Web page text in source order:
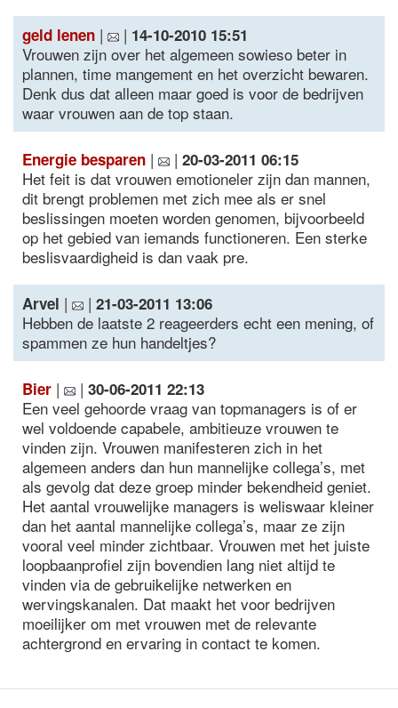
geld lenen | | 14-10-2010 15:51
Vrouwen zijn over het algemeen sowieso beter in
plannen, time mangement en het overzicht bewaren.
Denk dus dat alleen maar goed is voor de bedrijven
waar vrouwen aan de top staan.
Energie besparen | | 20-03-2011 06:15
Het feit is dat vrouwen emotioneler zijn dan mannen,
dit brengt problemen met zich mee als er snel
beslissingen moeten worden genomen, bijvoorbeeld
op het gebied van iemands functioneren. Een sterke
beslisvaardigheid is dan vaak pre.
Arvel | | 21-03-2011 13:06
Hebben de laatste 2 reageerders echt een mening, of
spammen ze hun handeltjes?
Bier | | 30-06-2011 22:13
Een veel gehoorde vraag van topmanagers is of er
wel voldoende capabele, ambitieuze vrouwen te
vinden zijn. Vrouwen manifesteren zich in het
algemeen anders dan hun mannelijke collega’s, met
als gevolg dat deze groep minder bekendheid geniet.
Het aantal vrouwelijke managers is weliswaar kleiner
dan het aantal mannelijke collega’s, maar ze zijn
vooral veel minder zichtbaar. Vrouwen met het juiste
loopbaanprofiel zijn bovendien lang niet altijd te
vinden via de gebruikelijke netwerken en
wervingskanalen. Dat maakt het voor bedrijven
moeilijker om met vrouwen met de relevante
achtergrond en ervaring in contact te komen.